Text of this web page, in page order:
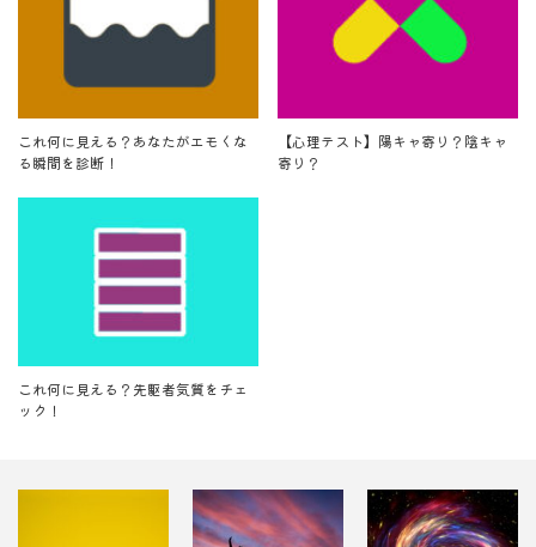
これ何に見える？あなたがエモくな
る瞬間を診断！
【心理テスト】陽キャ寄り？陰キャ
寄り？
これ何に見える？先駆者気質をチェ
ック！